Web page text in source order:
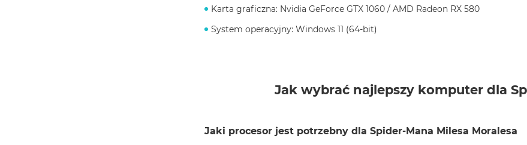
Karta graficzna: Nvidia GeForce GTX 1060 / AMD Radeon RX 580
System operacyjny: Windows 11 (64-bit)
Jak wybrać najlepszy komputer dla
Jaki procesor jest potrzebny dla Spider-Mana Milesa Moralesa